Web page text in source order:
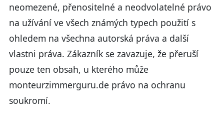
neomezené, přenositelné a neodvolatelné právo
na užívání ve všech známých typech použití s
ohledem na všechna autorská práva a další
vlastni práva. Zákazník se zavazuje, že přeruší
pouze ten obsah, u kterého může
monteurzimmerguru.de právo na ochranu
soukromí.